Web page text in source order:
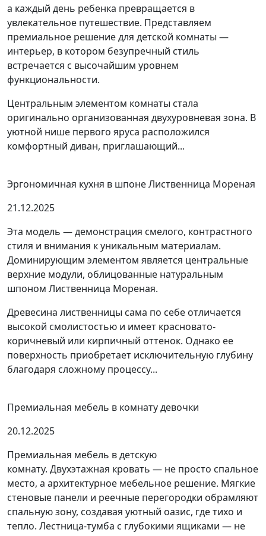
а каждый день ребенка превращается в
увлекательное путешествие. Представляем
премиальное решение для детской комнаты —
интерьер, в котором безупречный стиль
встречается с высочайшим уровнем
функциональности.
Центральным элементом комнаты стала
оригинально организованная двухуровневая зона. В
уютной нише первого яруса расположился
комфортный диван, приглашающий...
Эргономичная кухня в шпоне Лиственница Мореная
21.12.2025
Эта модель — демонстрация смелого, контрастного
стиля и внимания к уникальным материалам.
Доминирующим элементом является центральные
верхние модули, облицованные натуральным
шпоном Лиственница Мореная.
Древесина лиственницы сама по себе отличается
высокой смолистостью и имеет красновато-
коричневый или кирпичный оттенок. Однако ее
поверхность приобретает исключительную глубину
благодаря сложному процессу...
Премиальная мебель в комнату девочки
20.12.2025
Премиальная мебель в детскую
комнату. Двухэтажная кровать — не просто спальное
место, а архитектурное мебельное решение. Мягкие
стеновые панели и реечные перегородки обрамляют
спальную зону, создавая уютный оазис, где тихо и
тепло. Лестница-тумба с глубокими ящиками — не